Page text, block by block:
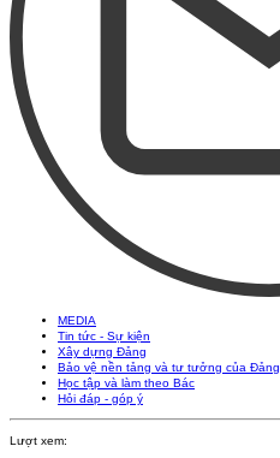
MEDIA
Tin tức - Sự kiện
Xây dựng Đảng
Bảo vệ nền tảng và tư tưởng của Đảng
Học tập và làm theo Bác
Hỏi đáp - góp ý
Lượt xem: